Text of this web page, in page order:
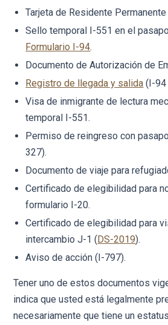
Tarjeta de Residente
Sello temporal I-551 en el
Formulario I-94.
Documento de Autorización de
Registro de llegada y salida (I-94
Visa de inmigrante de lectura
temporal I-551.
Permiso de reingreso con
327).
Documento de viaje para
Certificado de elegibilidad para
formulario I-20.
Certificado de elegibilidad para
intercambio J-1 (DS-2019).
Aviso de acción (I-797).
Tener uno de estos documentos
indica que usted está legalmente
necesariamente que tiene un